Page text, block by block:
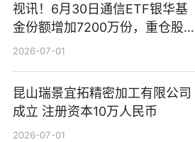
视讯！6月30日通信ETF银华基
金份额增加7200万份，重仓股新
易盛、中际旭创、立讯精密
2026-07-01
昆山瑞景宜拓精密加工有限公司
成立 注册资本10万人民币
2026-07-01